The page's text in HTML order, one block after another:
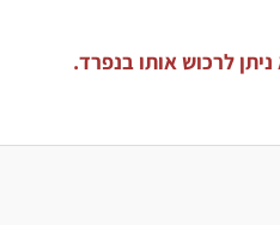
לרכוש אותו בנפרד.